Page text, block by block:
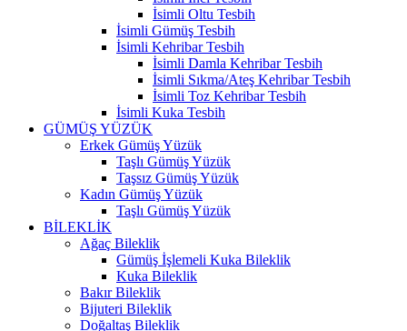
İsimli Oltu Tesbih
İsimli Gümüş Tesbih
İsimli Kehribar Tesbih
İsimli Damla Kehribar Tesbih
İsimli Sıkma/Ateş Kehribar Tesbih
İsimli Toz Kehribar Tesbih
İsimli Kuka Tesbih
GÜMÜŞ YÜZÜK
Erkek Gümüş Yüzük
Taşlı Gümüş Yüzük
Taşsız Gümüş Yüzük
Kadın Gümüş Yüzük
Taşlı Gümüş Yüzük
BİLEKLİK
Ağaç Bileklik
Gümüş İşlemeli Kuka Bileklik
Kuka Bileklik
Bakır Bileklik
Bijuteri Bileklik
Doğaltaş Bileklik